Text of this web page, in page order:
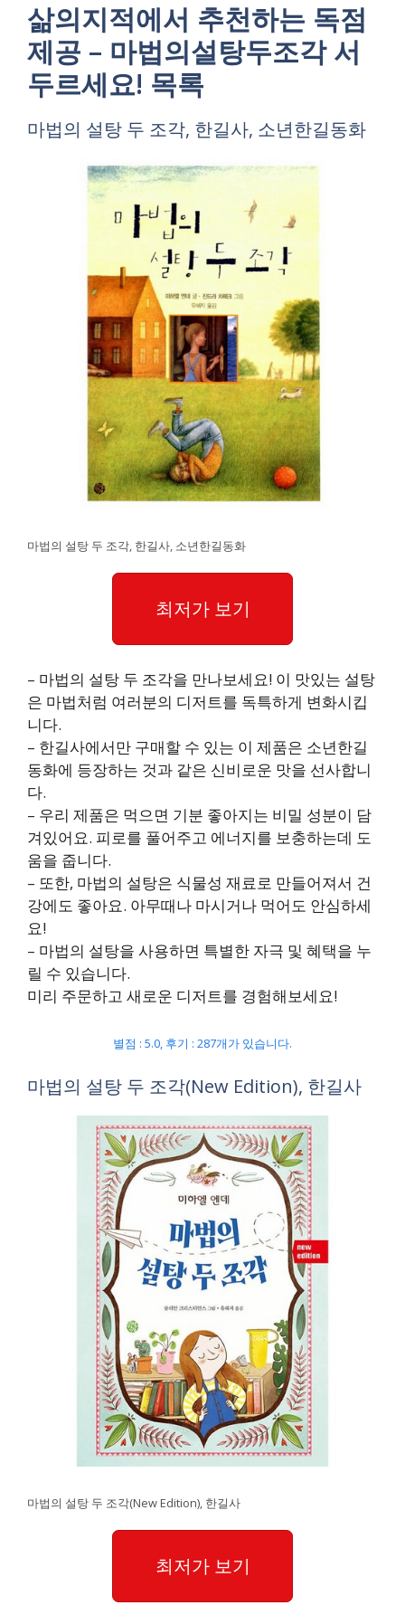
삶의지적에서 추천하는 독점
제공 – 마법의설탕두조각 서
두르세요! 목록
마법의 설탕 두 조각, 한길사, 소년한길동화
마법의 설탕 두 조각, 한길사, 소년한길동화
최저가 보기
– 마법의 설탕 두 조각을 만나보세요! 이 맛있는 설탕
은 마법처럼 여러분의 디저트를 독특하게 변화시킵
니다.
– 한길사에서만 구매할 수 있는 이 제품은 소년한길
동화에 등장하는 것과 같은 신비로운 맛을 선사합니
다.
– 우리 제품은 먹으면 기분 좋아지는 비밀 성분이 담
겨있어요. 피로를 풀어주고 에너지를 보충하는데 도
움을 줍니다.
– 또한, 마법의 설탕은 식물성 재료로 만들어져서 건
강에도 좋아요. 아무때나 마시거나 먹어도 안심하세
요!
– 마법의 설탕을 사용하면 특별한 자극 및 혜택을 누
릴 수 있습니다.
미리 주문하고 새로운 디저트를 경험해보세요!
별점 : 5.0, 후기 : 287개가 있습니다.
마법의 설탕 두 조각(New Edition), 한길사
마법의 설탕 두 조각(New Edition), 한길사
최저가 보기